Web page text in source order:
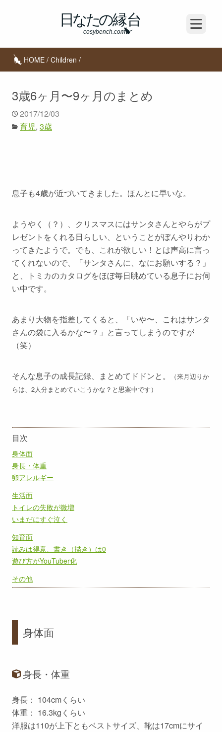
Open
HOME / Children /
3歳6ヶ月〜9ヶ月のまとめ
2017/12/03
育児 3歳
息子も4歳が近づいてきました。ほんとに早いな。
ようやく（？）、クリスマスにはサンタさんとやらがプ
レゼントをくれる日らしい、ということがぼんやりわか
ってきたようで。でも、これが欲しい！とは声高に言っ
てくれないので、「サンタさんに、なにお願いする？」
と、トミカのカタログをほぼ毎日眺めている息子にお伺
い中です。
あまり大物を指差してくると、「いや〜、これはサンタ
さんの袋に入るかな〜？」と言ってしまうのですが
（笑）
そんな息子の成長記録、まとめてドドンと。
（来月辺りか
らは、2人分まとめていこうかな？と思案中です）
目次
身体面
身長・体重
卵アレルギー
生活面
トイレの失敗が微増
いまだにすぐ泣く
知育面
読みは得意、書き（描き）は0
遊び方がYouTuber化
その他
身体面
身長・体重
身長： 104cmくらい
体重： 16.3kgくらい
洋服は110が上下ともベストサイズ、靴は17cmにサイ